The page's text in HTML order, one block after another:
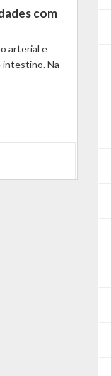
com
arterial e
intestino. Na